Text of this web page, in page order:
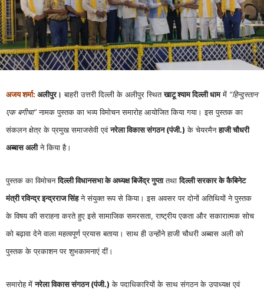
अजय शर्मा: अलीपुर। बाहरी उत्तरी दिल्ली के अलीपुर स्थितखाटू श्याम दिल्ली धाममें “हिन्दुस्तान
एक बगीचा”नामक पुस्तक का भव्य विमोचन समारोह आयोजित किया गया। इस पुस्तक का
संकलन क्षेत्र के प्रमुख समाजसेवी एवंनरेला विकास संगठन (पंजी.) के चेयरमैनहाजी चौधरी
अब्बास अलीने किया है।
पुस्तक का विमोचनदिल्ली विधानसभा के अध्यक्ष बिजेंद्र गुप्तातथादिल्ली सरकार के कैबिनेट
मंत्री रविन्द्र इन्द्रराज सिंहने संयुक्त रूप से किया। इस अवसर पर दोनों अतिथियों ने पुस्तक
के विषय की सराहना करते हुए इसे सामाजिक समरसता, राष्ट्रीय एकता और सकारात्मक सोच
को बढ़ावा देने वाला महत्वपूर्ण प्रयास बताया। साथ ही उन्होंने हाजी चौधरी अब्बास अली को
पुस्तक के प्रकाशन पर शुभकामनाएं दीं।
समारोह मेंनरेला विकास संगठन (पंजी.) के पदाधिकारियों के साथ संगठन के उपाध्यक्ष एवं